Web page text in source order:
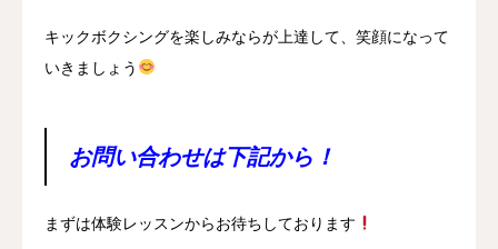
キックボクシングを楽しみならが上達して、笑顔になって
いきましょう
お問い合わせは下記から！
まずは体験レッスンからお待ちしております